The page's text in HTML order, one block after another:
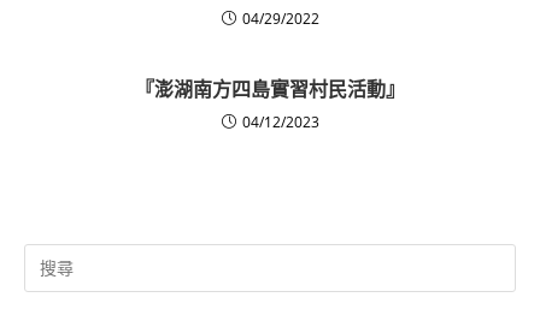
04/29/2022
『澎湖南方四島實習村民活動』
04/12/2023
Search
for: